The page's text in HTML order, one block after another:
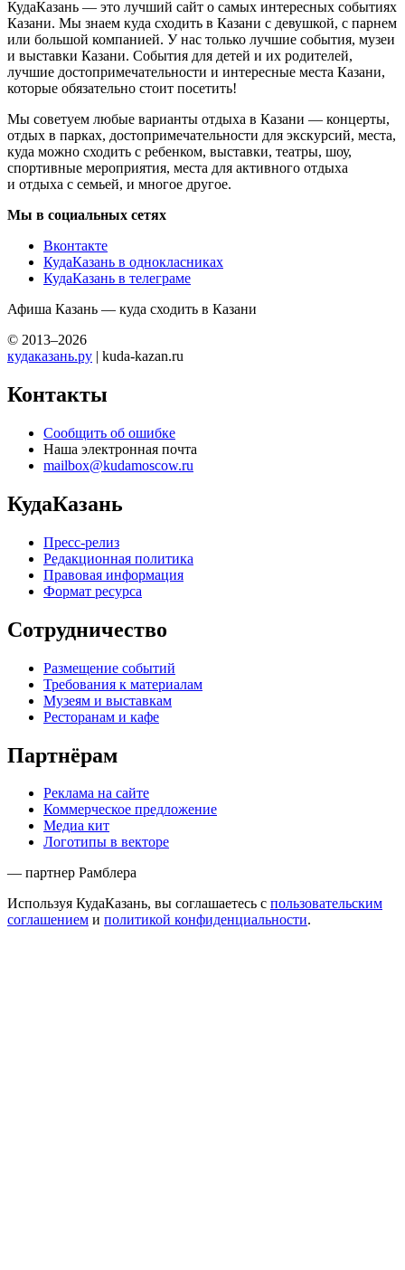
КудаКазань — это лучший сайт о самых интересных событиях
Казани. Мы знаем куда сходить в Казани с девушкой, с парнем
или большой компанией. У нас только лучшие события, музеи
и выставки Казани. События для детей и их родителей,
лучшие достопримечательности и интересные места Казани,
которые обязательно стоит посетить!
Мы советуем любые варианты отдыха в Казани — концерты,
отдых в парках, достопримечательности для экскурсий, места,
куда можно сходить с ребенком, выставки, театры, шоу,
спортивные мероприятия, места для активного отдыха
и отдыха с семьей, и многое другое.
Мы в социальных сетях
Вконтакте
КудаКазань в однокласниках
КудаКазань в телеграме
Афиша Казань — куда сходить в Казани
© 2013–2026
кудаказань.ру | kuda-kazan.ru
Контакты
Сообщить об ошибке
Наша электронная почта
mailbox@kudamoscow.ru
КудаКазань
Пресс-релиз
Редакционная политика
Правовая информация
Формат ресурса
Сотрудничество
Размещение событий
Требования к материалам
Музеям и выставкам
Ресторанам и кафе
Партнёрам
Реклама на сайте
Коммерческое предложение
Медиа кит
Логотипы в векторе
— партнер Рамблера
Используя КудаКазань, вы соглашаетесь с пользовательским
соглашением и политикой конфиденциальности.